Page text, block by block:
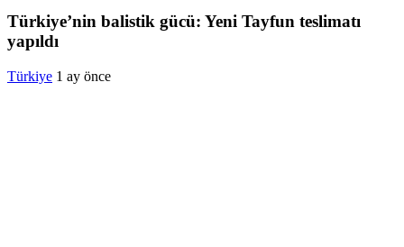
Türkiye’nin balistik gücü: Yeni Tayfun teslimatı
yapıldı
Türkiye 1 ay önce